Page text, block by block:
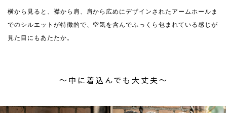
横から見ると、襟から肩、肩から広めにデザインされたアームホールま
でのシルエットが特徴的で、空気を含んでふっくら包まれている感じが
見た目にもあたたか。
〜中に着込んでも大丈夫〜